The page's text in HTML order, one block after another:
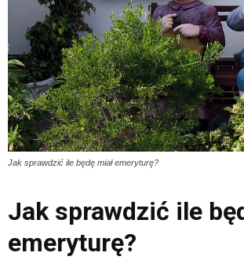
Jak sprawdzić ile będę miał emeryturę?
Jak sprawdzić ile
emeryturę?